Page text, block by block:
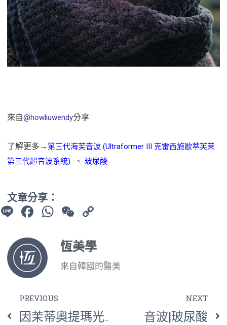
來自@howliuwendy分享
了解更多→第三代海芙音波 (Ultraformer III 克雷西施歐萃芙茉
第三代超音波系統)
、 玻尿酸
文章分享：
LineFacebook
WhatsApp
WeChat
恆美學
來自韓國的醫美
PREVIOUS NEXT
音波|玻尿酸